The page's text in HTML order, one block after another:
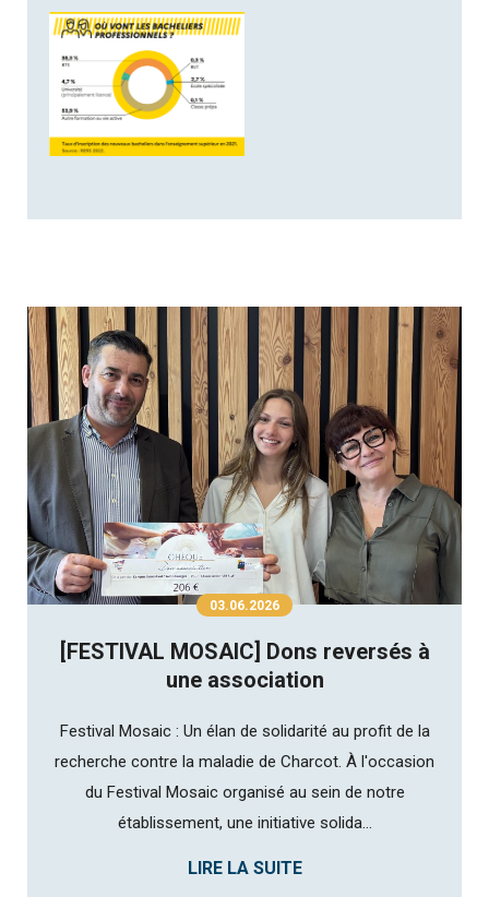
03.06.2026
[FESTIVAL MOSAIC] Dons reversés à
une association
Festival Mosaic : Un élan de solidarité au profit de la
recherche contre la maladie de Charcot. À l'occasion
du Festival Mosaic organisé au sein de notre
établissement, une initiative solida...
LIRE LA SUITE